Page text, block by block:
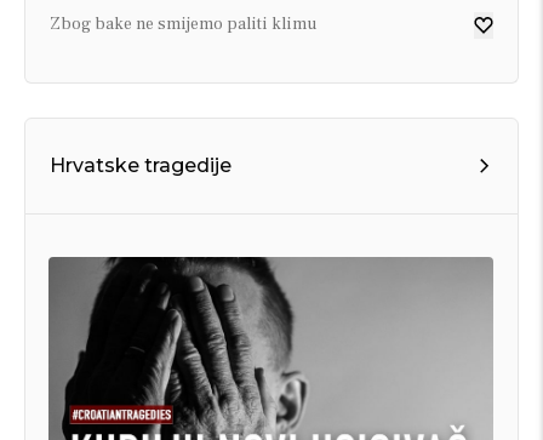
Zbog bake ne smijemo paliti klimu
Hrvatske tragedije